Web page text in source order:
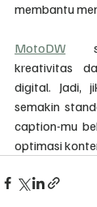
membantu
MotoDW
kreativitas
digital. Jadi,
semakin
caption-mu
optimasi